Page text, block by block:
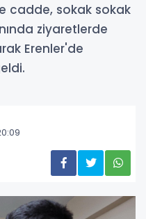
cadde, sokak sokak
ziyaretlerde
Erenler'de